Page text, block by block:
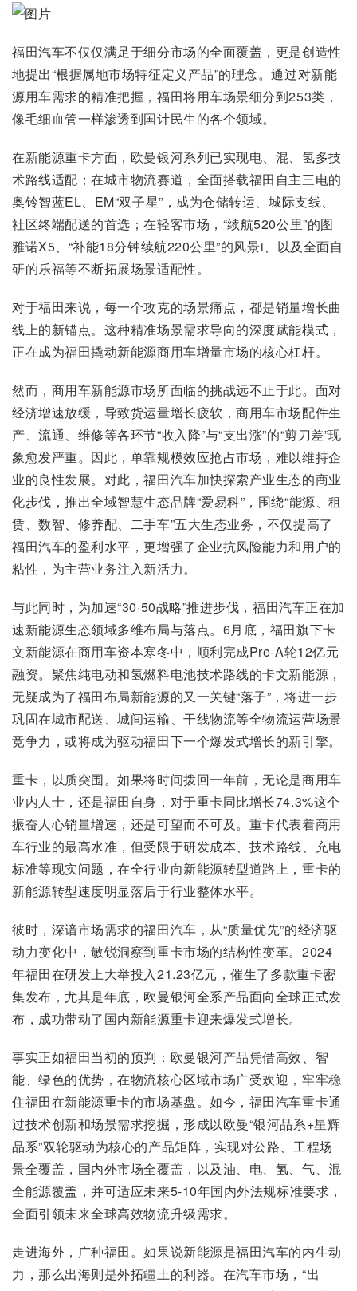
福田汽车不仅仅满足于细分市场的全面覆盖，更是创造性
地提出“根据属地市场特征定义产品”的理念。通过对新能
源用车需求的精准把握，福田将用车场景细分到253类，
像毛细血管一样渗透到国计民生的各个领域。
在新能源重卡方面，欧曼银河系列已实现电、混、氢多技
术路线适配；在城市物流赛道，全面搭载福田自主三电的
奥铃智蓝EL、EM“双子星”，成为仓储转运、城际支线、
社区终端配送的首选；在轻客市场，“续航520公里”的图
雅诺X5、“补能18分钟续航220公里”的风景i、以及全面自
研的乐福等不断拓展场景适配性。
对于福田来说，每一个攻克的场景痛点，都是销量增长曲
线上的新锚点。这种精准场景需求导向的深度赋能模式，
正在成为福田撬动新能源商用车增量市场的核心杠杆。
然而，商用车新能源市场所面临的挑战远不止于此。面对
经济增速放缓，导致货运量增长疲软，商用车市场配件生
产、流通、维修等各环节“收入降”与“支出涨”的“剪刀差”现
象愈发严重。因此，单靠规模效应抢占市场，难以维持企
业的良性发展。对此，福田汽车加快探索产业生态的商业
化步伐，推出全域智慧生态品牌“爱易科”，围绕“能源、租
赁、数智、修养配、二手车”五大生态业务，不仅提高了
福田汽车的盈利水平，更增强了企业抗风险能力和用户的
粘性，为主营业务注入新活力。
与此同时，为加速“30·50战略”推进步伐，福田汽车正在加
速新能源生态领域多维布局与落点。6月底，福田旗下卡
文新能源在商用车资本寒冬中，顺利完成Pre-A轮12亿元
融资。聚焦纯电动和氢燃料电池技术路线的卡文新能源，
无疑成为了福田布局新能源的又一关键“落子”，将进一步
巩固在城市配送、城间运输、干线物流等全物流运营场景
竞争力，或将成为驱动福田下一个爆发式增长的新引擎。
重卡，以质突围。如果将时间拨回一年前，无论是商用车
业内人士，还是福田自身，对于重卡同比增长74.3%这个
振奋人心销量增速，还是可望而不可及。重卡代表着商用
车行业的最高水准，但受限于研发成本、技术路线、充电
标准等现实问题，在全行业向新能源转型道路上，重卡的
新能源转型速度明显落后于行业整体水平。
彼时，深谙市场需求的福田汽车，从“质量优先”的经济驱
动力变化中，敏锐洞察到重卡市场的结构性变革。2024
年福田在研发上大举投入21.23亿元，催生了多款重卡密
集发布，尤其是年底，欧曼银河全系产品面向全球正式发
布，成功带动了国内新能源重卡迎来爆发式增长。
事实正如福田当初的预判：欧曼银河产品凭借高效、智
能、绿色的优势，在物流核心区域市场广受欢迎，牢牢稳
住福田在新能源重卡的市场基盘。如今，福田汽车重卡通
过技术创新和场景需求挖掘，形成以欧曼“银河品系+星辉
品系”双轮驱动为核心的产品矩阵，实现对公路、工程场
景全覆盖，国内外市场全覆盖，以及油、电、氢、气、混
全能源覆盖，并可适应未来5-10年国内外法规标准要求，
全面引领未来全球高效物流升级需求。
走进海外，广种福田。如果说新能源是福田汽车的内生动
力，那么出海则是外拓疆土的利器。在汽车市场，“出